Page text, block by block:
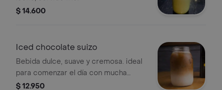
$ 14.600
Iced chocolate suizo
Bebida dulce, suave y cremosa. ideal
para comenzar el día con mucha
energía. .
$ 12.950